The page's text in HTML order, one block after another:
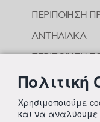
ΠΕΡΙΠΟΙΗΣΗ
ΑΝΤΗΛΙΑΚΑ
ΠΕΡΙΠΟΙΗΣΗ
ΠΕΡΙΠΟΙΗΣΗ
ΣΤΟΜΑΤΙΚΗ
Πολιτική
Χρησιμοποιούμε
και να αναλύουμε